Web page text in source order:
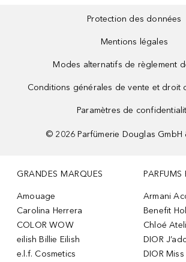
Protection des données
Mentions légales
Modes alternatifs de règlement
Conditions générales de vente et droit
Paramètres de
© 2026 Parfümerie Douglas GmbH
GRANDES MARQUES
Amouage
Carolina Herrera
COLOR WOW
eilish Billie Eilish
e.l.f. Cosmetics
PARFUMS
Armani
Benefit
Chloé
DIOR
DIOR